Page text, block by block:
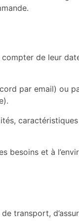
de leur
par email) ou
besoins et à
transport,